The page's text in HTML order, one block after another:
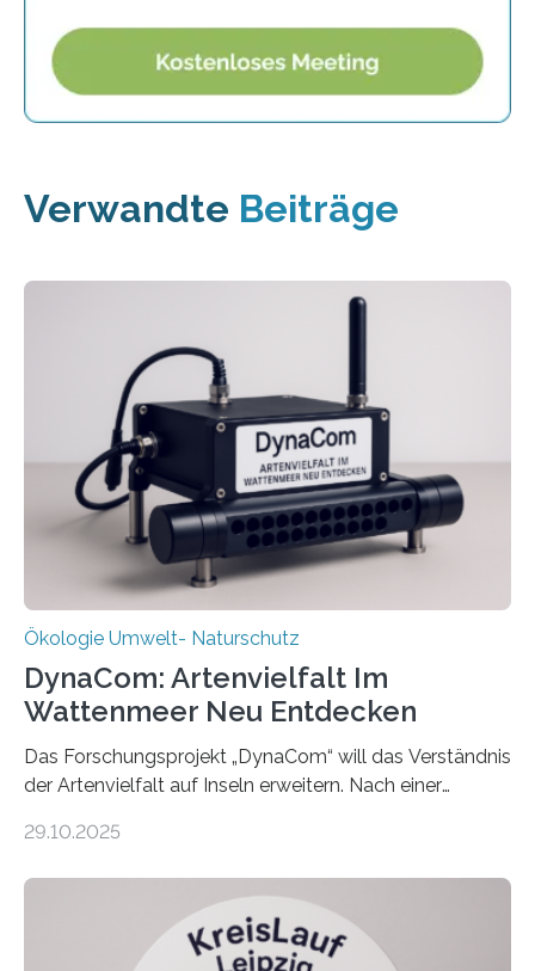
Verwandte Beiträge
Ökologie Umwelt- Naturschutz
DynaCom: Artenvielfalt Im
Wattenmeer Neu Entdecken
Das Forschungsprojekt „DynaCom“ will das Verständnis
der Artenvielfalt auf Inseln erweitern. Nach einer
Beobachtungen im Wattenmeer ist nun eine große
Oldenburg befassen sich insbesondere damit, wie ein
Ökosystem gedeiht – und wie sich dieser Prozess
verlässlich prognostizieren lässt. Grünes Licht für
29.10.2025